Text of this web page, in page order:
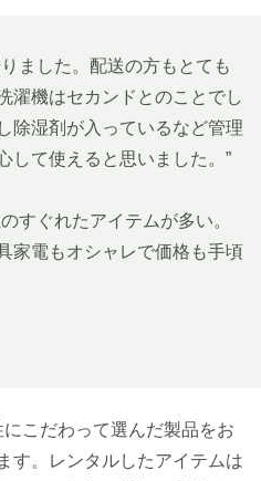
ました。配送の方もとても
濯機はセカンドとのことでし
除湿剤が入っているなど管理
して使えると思いました。”
すぐれたアイテムが多い。
家電もオシャレで価格も手頃
こだわって選んだ製品をお
す。レンタルしたアイテムは